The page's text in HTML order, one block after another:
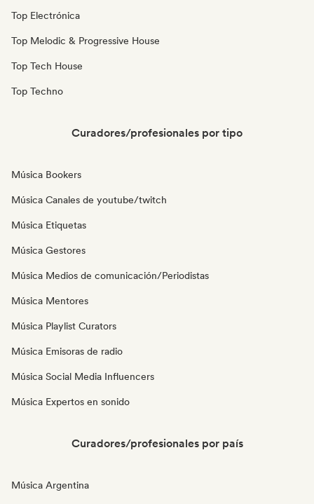
Top Electrónica
Top Melodic & Progressive House
Top Tech House
Top Techno
Curadores/profesionales por tipo
Música Bookers
Música Canales de youtube/twitch
Música Etiquetas
Música Gestores
Música Medios de comunicación/Periodistas
Música Mentores
Música Playlist Curators
Música Emisoras de radio
Música Social Media Influencers
Música Expertos en sonido
Curadores/profesionales por país
Música Argentina